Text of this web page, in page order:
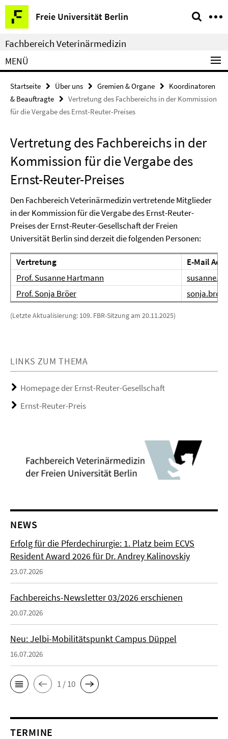
Springe
direkt
zu
Inhalt
Freie Universität Berlin
Service-
Navigation
Fachbereich Veterinärmedizin
MENÜ
Startseite Über uns Gremien & Organe
Koordinatoren
& Beauftragte
Vertretung des Fachbereichs in der Kommission
für die Vergabe des Ernst-Reuter-Preises
Vertretung des Fachbereichs in der
Kommission für die Vergabe des
Ernst-Reuter-Preises
Den Fachbereich Veterinärmedizin vertretende Mitglieder
in der Kommission für die Vergabe des Ernst-Reuter-
Preises der Ernst-Reuter-Gesellschaft der Freien
Universität Berlin sind derzeit die folgenden Personen:
Vertretung
E-Mail
Prof. Susanne Hartmann
Prof. Sonja Bröer
(Letzte Aktualisierung: 109. FBR-Sitzung am 20.11.2025)
LINKS ZUM THEMA
Homepage der Ernst-Reuter-Gesellschaft
Ernst-Reuter-Preis
NEWS
Erfolg für die Pferdechirurgie: 1. Platz beim ECVS
Resident Award 2026 für Dr. Andrey Kalinovskiy
23.07.2026
Fachbereichs-Newsletter 03/2026 erschienen
20.07.2026
Neu: Jelbi-Mobilitätspunkt Campus Düppel
16.07.2026
1 / 10
TERMINE